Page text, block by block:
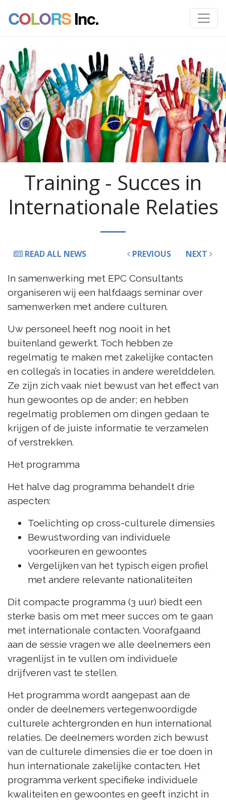
COLORSInc.
Training - Succes in
Internationale Relaties
READ ALL NEWS PREVIOUS NEXT
In samenwerking met EPC Consultants
organiseren wij een halfdaags seminar over
samenwerken met andere culturen.
Uw personeel heeft nog nooit in het
buitenland gewerkt. Toch hebben ze
regelmatig te maken met zakelijke contacten
en collega’s in locaties in andere werelddelen.
Ze zijn zich vaak niet bewust van het effect van
hun gewoontes op de ander; en hebben
regelmatig problemen om dingen gedaan te
krijgen of de juiste informatie te verzamelen
of verstrekken.
Het programma
Het halve dag programma behandelt drie
aspecten:
Toelichting op cross-culturele dimensies
Bewustwording van individuele
voorkeuren en gewoontes
Vergelijken van het typisch eigen profiel
met andere relevante nationaliteiten
Dit compacte programma (3 uur) biedt een
sterke basis om met meer succes om te gaan
met internationale contacten. Voorafgaand
aan de sessie vragen we alle deelnemers een
vragenlijst in te vullen om individuele
drijfveren vast te stellen.
Het programma wordt aangepast aan de
onder de deelnemers vertegenwoordigde
culturele achtergronden en hun international
relaties. De deelnemers worden zich bewust
van de culturele dimensies die er toe doen in
hun internationale zakelijke contacten. Het
programma verkent specifieke individuele
kwaliteiten en gewoontes en geeft inzicht in